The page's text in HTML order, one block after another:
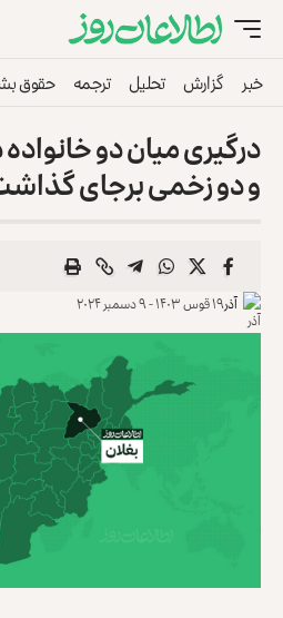
خبر گزارش تحلیل ترجمه حقوق
درگیری میان دو
و دو زخمی برجای
آذر۱۹ قوس ۱۴۰۳ - ۹ دسمبر ۲۰۲۴